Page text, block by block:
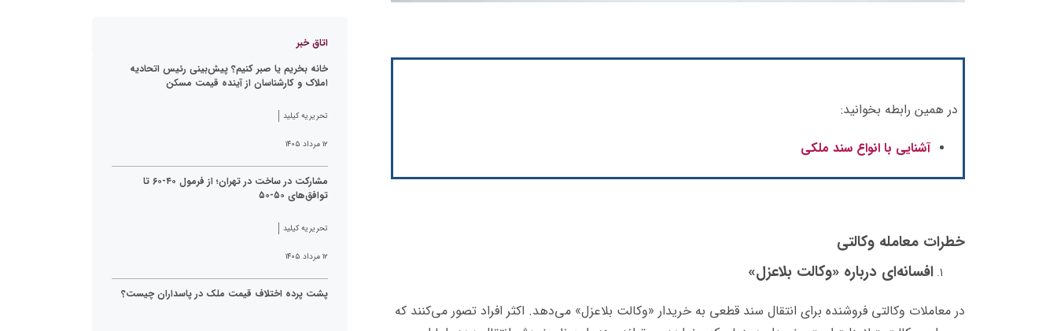
در همین رابطه بخوانید:
آشنایی با انواع سند ملکی
خطرات معامله وکالتی
افسانه‌ای درباره «وکالت بلاعزل»
در معاملات وکالتی فروشنده برای انتقال سند قطعی به خریدار «وکالت بلاعزل» می‌دهد. اکثر افراد تصور می‌کنند که
اتاق خبر
خانه بخریم یا صبر کنیم؟ پیش‌بینی رئیس اتحادیه
املاک و کارشناسان از آینده قیمت مسکن
تحریریه کیلید
۱۲ مرداد ۱۴۰۵
مشارکت در ساخت در تهران؛ از فرمول ۴۰-۶۰ تا
توافق‌های ۵۰-۵۰
تحریریه کیلید
۱۲ مرداد ۱۴۰۵
پشت پرده اختلاف قیمت ملک در پاسداران چیست؟